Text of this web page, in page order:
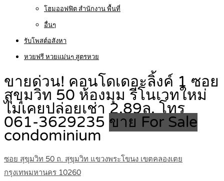
โฮมออฟฟิต สำนักงาน พื้นที่
อื่นๆ
รับโพสต์อสังหา
หวยฟรี หวยแม่นๆ สูตรหวย
ขายด่วน! คอนโดเดอะลิ้งค์ 1 ซอย
สุขุมวิท 50 ห้องมุม รีโนเวทใหม่
ไม่เคยปล่อยเช่า 2.89ล. โทร
061-3629235 ขาย For Sale
condominium
ซอย สุขุมวิท 50 ถ. สุขุมวิท แขวงพระโขนง เขตคลองเตย
กรุงเทพมหานคร 10260